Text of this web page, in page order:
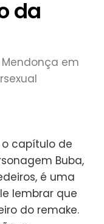
da
em
capítulo de
Buba,
é uma
lembrar que
do remake.